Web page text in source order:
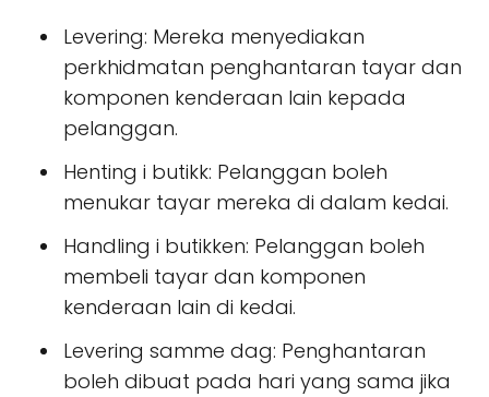
Levering: Mereka menyediakan
perkhidmatan penghantaran tayar dan
komponen kenderaan lain kepada
pelanggan.
Henting i butikk: Pelanggan boleh
menukar tayar mereka di dalam kedai.
Handling i butikken: Pelanggan boleh
membeli tayar dan komponen
kenderaan lain di kedai.
Levering samme dag: Penghantaran
boleh dibuat pada hari yang sama jika